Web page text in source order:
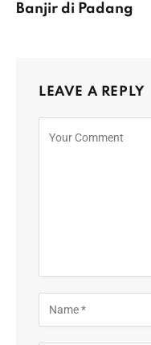
Banjir di Padang
LEAVE A REPLY